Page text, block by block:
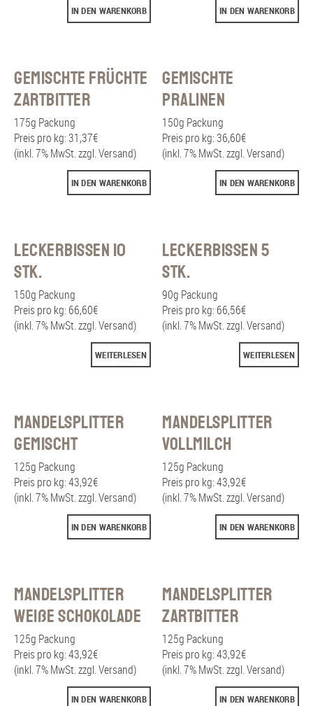
IN DEN WARENKORB IN DEN WARENKORB
Gemischte Früchte
Zartbitter
175g Packung
Preis pro kg: 31,37€
(inkl. 7% MwSt. zzgl. Versand)
IN DEN WARENKORB
Gemischte
Pralinen
150g Packung
Preis pro kg: 36,60€
(inkl. 7% MwSt. zzgl. Versand)
IN DEN WARENKORB
Leckerbissen 10
Stk.
150g Packung
Preis pro kg: 66,60€
(inkl. 7% MwSt. zzgl. Versand)
WEITERLESEN
Leckerbissen 5
Stk.
90g Packung
Preis pro kg: 66,56€
(inkl. 7% MwSt. zzgl. Versand)
WEITERLESEN
Mandelsplitter
gemischt
125g Packung
Preis pro kg: 43,92€
(inkl. 7% MwSt. zzgl. Versand)
IN DEN WARENKORB
Mandelsplitter
Vollmilch
125g Packung
Preis pro kg: 43,92€
(inkl. 7% MwSt. zzgl. Versand)
IN DEN WARENKORB
Mandelsplitter
weiße Schokolade
125g Packung
Preis pro kg: 43,92€
(inkl. 7% MwSt. zzgl. Versand)
IN DEN WARENKORB
Mandelsplitter
Zartbitter
125g Packung
Preis pro kg: 43,92€
(inkl. 7% MwSt. zzgl. Versand)
IN DEN WARENKORB